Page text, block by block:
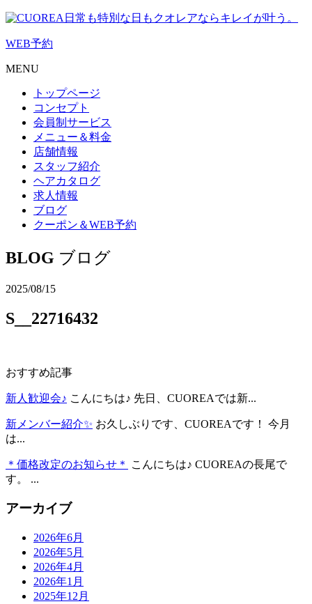
日常も特別な日もクオレアならキレイが叶う。
WEB予約
MENU
トップページ
コンセプト
会員制サービス
メニュー＆料金
店舗情報
スタッフ紹介
ヘアカタログ
求人情報
ブログ
クーポン＆WEB予約
BLOG ブログ
2025/08/15
S__22716432
おすすめ記事
新人歓迎会♪ こんにちは♪ 先日、CUOREAでは新...
新メンバー紹介✨ お久しぶりです、CUOREAです！ 今月
は...
＊価格改定のお知らせ＊
こんにちは♪ CUOREAの長尾で
す。 ...
アーカイブ
2026年6月
2026年5月
2026年4月
2026年1月
2025年12月